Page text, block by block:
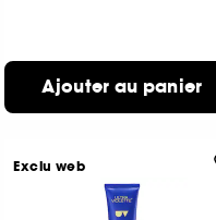
Ajouter au panier
Exclu web